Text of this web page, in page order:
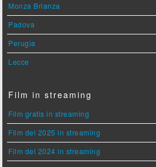
Monza Brianza
Padova
Perugia
Lecce
Film in streaming
Film gratis in streaming
Film del 2025 in streaming
Film del 2024 in streaming